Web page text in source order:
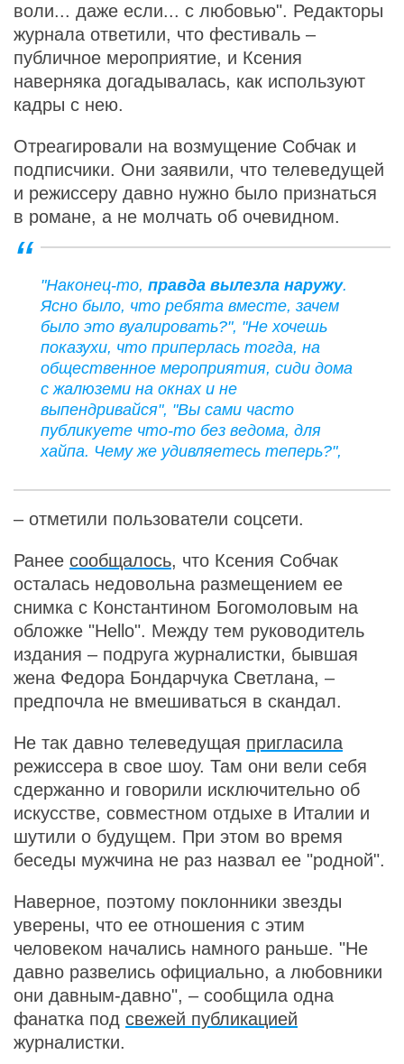
воли... даже если... с любовью". Редакторы
журнала ответили, что фестиваль –
публичное мероприятие, и Ксения
наверняка догадывалась, как используют
кадры с нею.
Отреагировали на возмущение Собчак и
подписчики. Они заявили, что телеведущей
и режиссеру давно нужно было признаться
в романе, а не молчать об очевидном.
"Наконец-то, правда вылезла наружу.
Ясно было, что ребята вместе, зачем
было это вуалировать?", "Не хочешь
показухи, что приперлась тогда, на
общественное мероприятия, сиди дома
с жалюземи на окнах и не
выпендривайся", "Вы сами часто
публикуете что-то без ведома, для
хайпа. Чему же удивляетесь теперь?",
– отметили пользователи соцсети.
Ранее сообщалось, что Ксения Собчак
осталась недовольна размещением ее
снимка с Константином Богомоловым на
обложке "Hello". Между тем руководитель
издания – подруга журналистки, бывшая
жена Федора Бондарчука Светлана, –
предпочла не вмешиваться в скандал.
Не так давно телеведущая пригласила
режиссера в свое шоу. Там они вели себя
сдержанно и говорили исключительно об
искусстве, совместном отдыхе в Италии и
шутили о будущем. При этом во время
беседы мужчина не раз назвал ее "родной".
Наверное, поэтому поклонники звезды
уверены, что ее отношения с этим
человеком начались намного раньше. "Не
давно развелись официально, а любовники
они давным-давно", – сообщила одна
фанатка под свежей публикацией
журналистки.